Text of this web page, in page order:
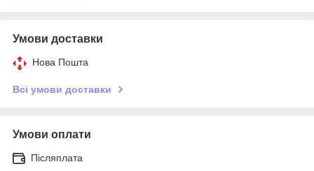
Умови доставки
Нова Пошта
Всі умови доставки
Умови оплати
Післяплата